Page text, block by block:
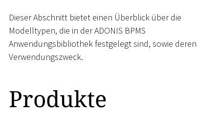
Dieser Abschnitt bietet einen Überblick über die
Modelltypen, die in der ADONIS BPMS
Anwendungsbibliothek festgelegt sind, sowie deren
Verwendungszweck.
Produkte